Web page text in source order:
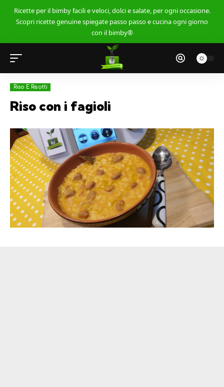
Ricette per il bimby facili e veloci, dolci e salate, per ogni occasione.
Scopri ricette genuine spiegate passo passo e cucina ogni giorno
con il bimby®
Riso E Risotti
Riso con i fagioli